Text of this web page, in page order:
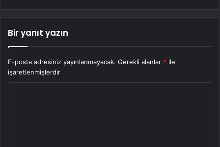
Bir yanıt yazın
E-posta adresiniz yayınlanmayacak. Gerekli alanlar * ile
işaretlenmişlerdir